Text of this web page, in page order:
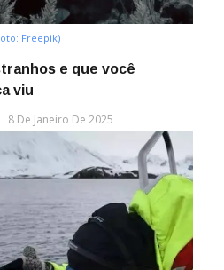
Freepik)
e que você
viu
8 De Janeiro De 2025